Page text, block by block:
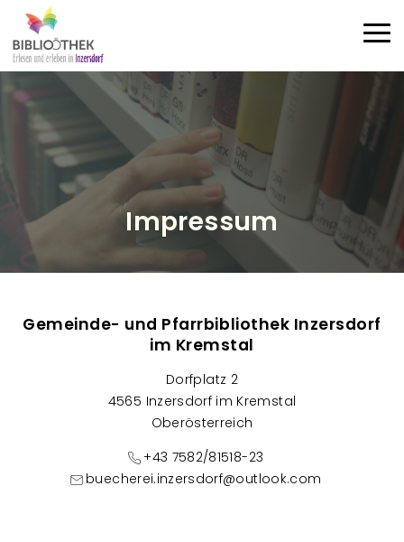
Impressum
Gemeinde- und Pfarrbibliothek Inzersdorf
im Kremstal
Dorfplatz 2
4565 Inzersdorf im Kremstal
Oberösterreich
+43 7582/81518-23
buecherei.inzersdorf@outlook.com